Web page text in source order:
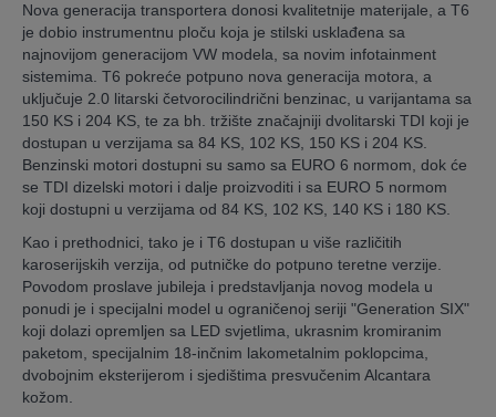
Nova generacija transportera donosi kvalitetnije materijale, a T6
je dobio instrumentnu ploču koja je stilski usklađena sa
najnovijom generacijom VW modela, sa novim infotainment
sistemima. T6 pokreće potpuno nova generacija motora, a
uključuje 2.0 litarski četvorocilindrični benzinac, u varijantama sa
150 KS i 204 KS, te za bh. tržište značajniji dvolitarski TDI koji je
dostupan u verzijama sa 84 KS, 102 KS, 150 KS i 204 KS.
Benzinski motori dostupni su samo sa EURO 6 normom, dok će
se TDI dizelski motori i dalje proizvoditi i sa EURO 5 normom
koji dostupni u verzijama od 84 KS, 102 KS, 140 KS i 180 KS.
Kao i prethodnici, tako je i T6 dostupan u više različitih
karoserijskih verzija, od putničke do potpuno teretne verzije.
Povodom proslave jubileja i predstavljanja novog modela u
ponudi je i specijalni model u ograničenoj seriji "Generation SIX"
koji dolazi opremljen sa LED svjetlima, ukrasnim kromiranim
paketom, specijalnim 18-inčnim lakometalnim poklopcima,
dvobojnim eksterijerom i sjedištima presvučenim Alcantara
kožom.